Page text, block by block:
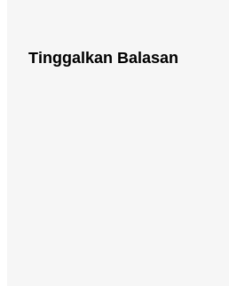
Tinggalkan Balasan